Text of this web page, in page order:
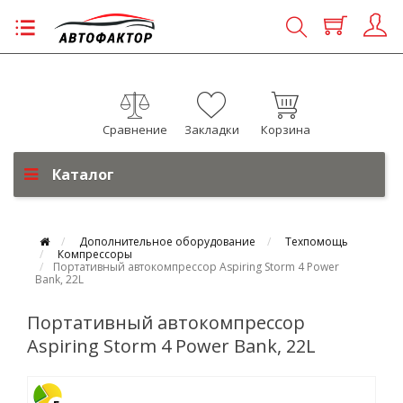
Сравнение Закладки Корзина
Каталог
Дополнительное оборудование
Техпомощь
Компрессоры
Портативный автокомпрессор Aspiring Storm 4 Power
Bank, 22L
Портативный автокомпрессор
Aspiring Storm 4 Power Bank, 22L